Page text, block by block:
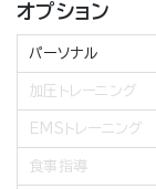
オプション
パーソナル
加圧トレーニング
EMSトレーニング
食事指導